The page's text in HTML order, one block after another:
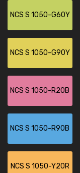
NCS S 1050-G60Y
NCS S 1050-G90Y
NCS S 1050-R20B
NCS S 1050-R90B
NCS S 1050-Y20R